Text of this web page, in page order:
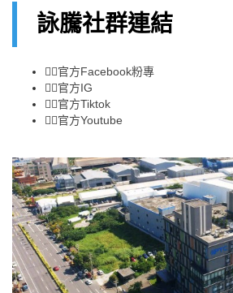
詠騰社群連結
👉🏻官方Facebook粉專
👉🏻官方IG
👉🏻官方Tiktok
👉🏻官方Youtube